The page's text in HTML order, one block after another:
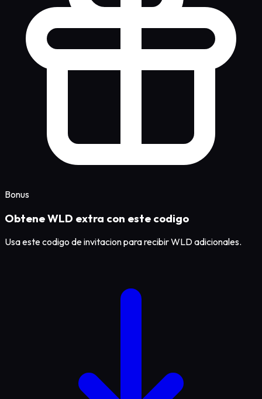
Bonus
Obtene WLD extra con este codigo
Usa este codigo de invitacion para recibir WLD adicionales.